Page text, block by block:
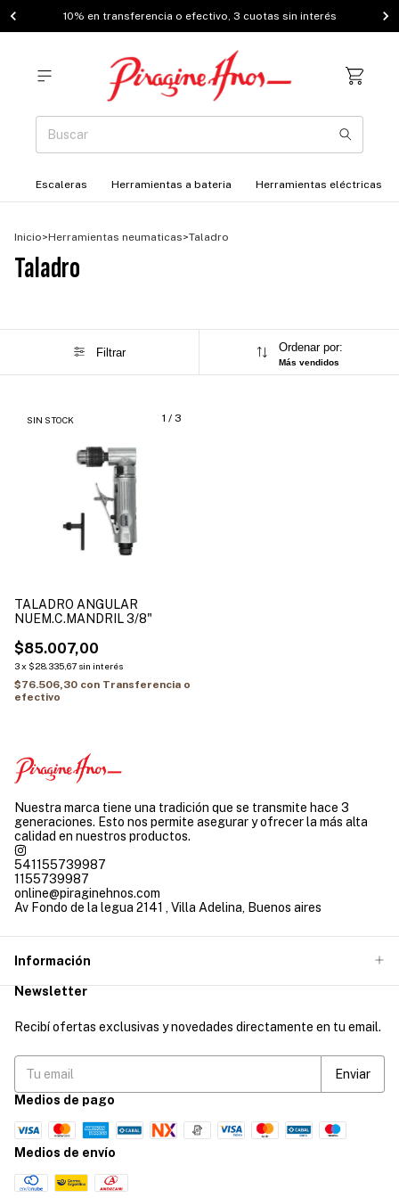
10% en transferencia o efectivo, 3 cuotas sin interés
Escaleras Herramientas a bateria Herramientas eléctricas
Inicio>Herramientas neumaticas>Taladro
Taladro
Filtrar Ordenar por:
Más vendidos
1 / 3
SIN STOCK
TALADRO ANGULAR
NUEM.C.MANDRIL 3/8"
$85.007,00
3x $28.335,67 sin interés
$76.506,30 con Transferencia o
efectivo
Nuestra marca tiene una tradición que se transmite hace 3
generaciones. Esto nos permite asegurar y ofrecer la más alta
calidad en nuestros productos.
541155739987
1155739987
online@piraginehnos.com
Av Fondo de la legua 2141 , Villa Adelina, Buenos aires
Información
Newsletter
Recibí ofertas exclusivas y novedades directamente en tu email.
Medios de pago
Medios de envío